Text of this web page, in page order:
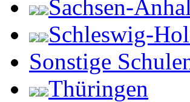
Sachsen-
Schleswig-
Sonstige
Thüringen